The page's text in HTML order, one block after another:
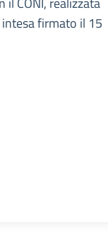
firmato il 15